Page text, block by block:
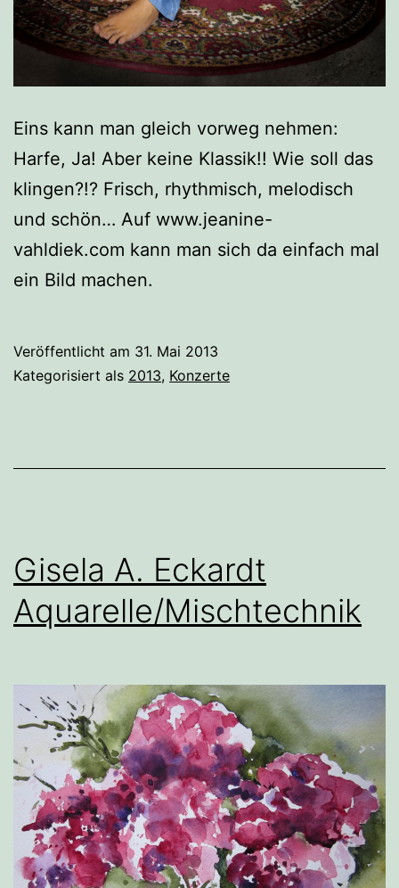
Eins kann man gleich vorweg nehmen:
Harfe, Ja! Aber keine Klassik!! Wie soll das
klingen?!? Frisch, rhythmisch, melodisch
und schön… Auf www.jeanine-
vahldiek.com kann man sich da einfach mal
ein Bild machen.
Veröffentlicht am 31. Mai 2013
Kategorisiert als 2013, Konzerte
Gisela A. Eckardt
Aquarelle/Mischtechnik